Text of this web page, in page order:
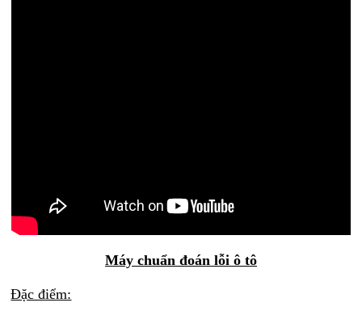
Máy chuẩn đoán lỗi ô tô
Đặc điểm: